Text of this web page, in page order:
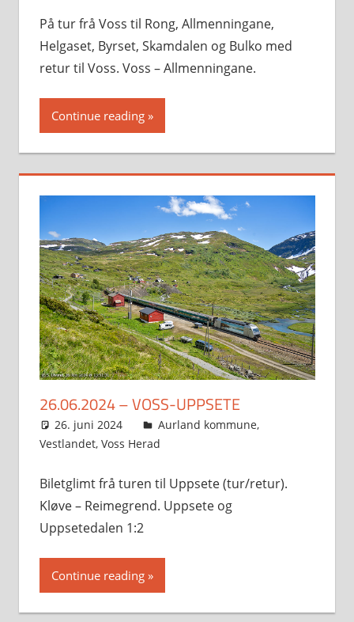
På tur frå Voss til Rong, Allmenningane,
Helgaset, Byrset, Skamdalen og Bulko med
retur til Voss. Voss – Allmenningane.
Continue reading
26.06.2024 – VOSS-UPPSETE
26. juni 2024 Svein
Aurland kommune,
Vestlandet, Voss Herad
Biletglimt frå turen til Uppsete (tur/retur).
Kløve – Reimegrend. Uppsete og
Uppsetedalen 1:2
Continue reading